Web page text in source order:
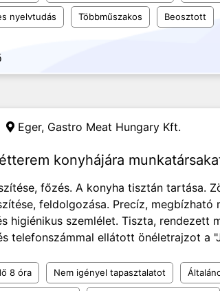
nyelvtudás Többműszakos Beosztott
Eger, Gastro Meat Hungary Kft.
konyhájára
főzés. A konyha tisztán tartása.
feldolgozása. Precíz, megbízható
higiénikus szemlélet. Tiszta, rendezett
telefonszámmal ellátott önéletrajzot a
8 óra Nem igényel tapasztalatot